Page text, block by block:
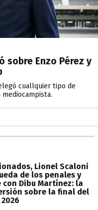
sobre Enzo Pérez y
cuallquier tipo de
Lionel Scaloni
de los penales y
con Dibu Martínez: la
sobre la final del